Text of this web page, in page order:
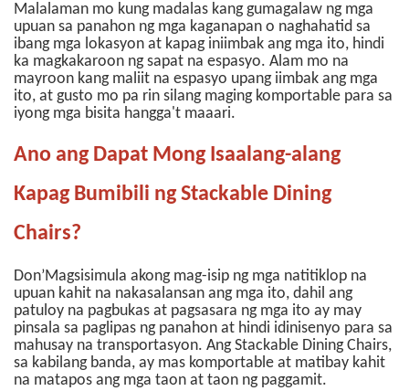
Malalaman mo kung madalas kang gumagalaw ng mga
upuan sa panahon ng mga kaganapan o naghahatid sa
ibang mga lokasyon at kapag iniimbak ang mga ito, hindi
ka magkakaroon ng sapat na espasyo. Alam mo na
mayroon kang maliit na espasyo upang iimbak ang mga
ito, at gusto mo pa rin silang maging komportable para sa
iyong mga bisita hangga't maaari.
Ano ang Dapat Mong Isaalang-alang
Kapag Bumibili ng Stackable Dining
Chairs?
Don’Magsisimula akong mag-isip ng mga natitiklop na
upuan kahit na nakasalansan ang mga ito, dahil ang
patuloy na pagbukas at pagsasara ng mga ito ay may
pinsala sa paglipas ng panahon at hindi idinisenyo para sa
mahusay na transportasyon. Ang Stackable Dining Chairs,
sa kabilang banda, ay mas komportable at matibay kahit
na matapos ang mga taon at taon ng paggamit.